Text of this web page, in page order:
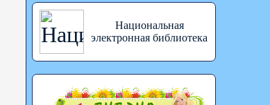
Национальная
электронная библиотека